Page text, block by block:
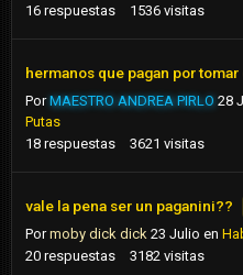
16 respuestas 1536 visitas
hermanos que pagan por
PorMAESTRO ANDREA PIRLO 28
Putas
18 respuestas 3621 visitas
vale la pena ser un paganini??
Pormoby dick dick 23 Julio en
20 respuestas 3182 visitas